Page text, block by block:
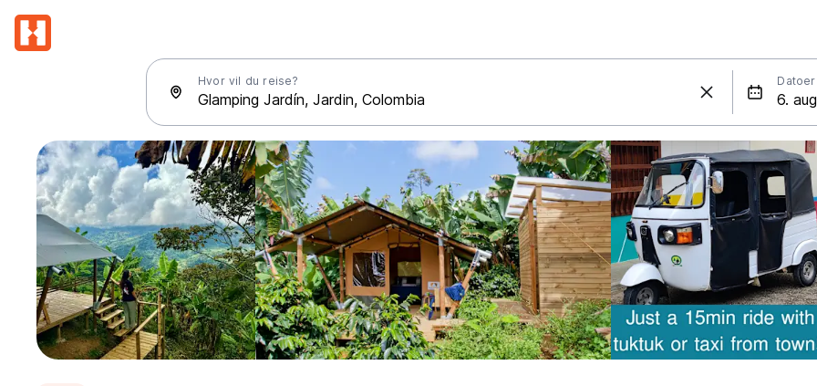
Hvor vil du reise? Datoer